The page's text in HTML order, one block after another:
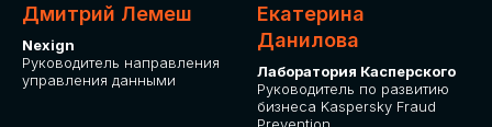
Дмитрий Лемеш
Nexign
Руководитель направления
управления данными
Екатерина
Данилова
Лаборатория Касперского
Руководитель по развитию
бизнеса Kaspersky Fraud
ПРИОБРЕСТИ БИЛЕТ